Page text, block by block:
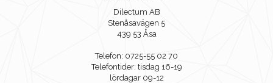
Dilectum AB
Stenåsavägen 5
439 53 Åsa
Telefon: 0725-55 02 70
Telefontider: tisdag 16-19
lördagar 09-12